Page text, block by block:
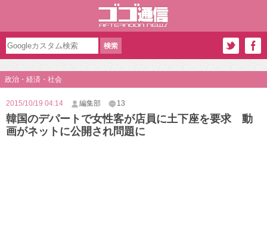
政治・経済・社会
2015/10/19 04:14 編集部 13
韓国のデパートで女性客が店員に土下座を要求 動
画がネットに公開され問題に